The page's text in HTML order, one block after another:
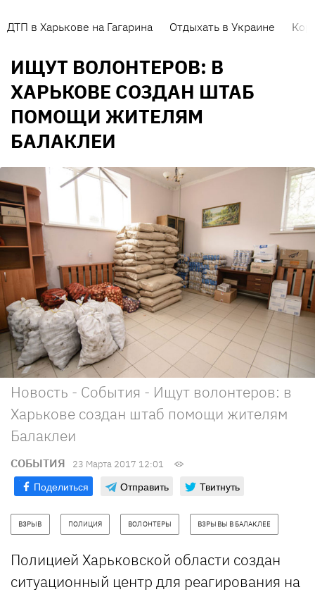
ДТП в Харькове на Гагарина Отдыхать в Украине
ИЩУТ ВОЛОНТЕРОВ: В
ХАРЬКОВЕ СОЗДАН ШТАБ
ПОМОЩИ ЖИТЕЛЯМ
БАЛАКЛЕИ
Новость - События - Ищут волонтеров: в
Харькове создан штаб помощи жителям
Балаклеи
СОБЫТИЯ 23 Марта 2017 12:01
Поделиться Отправить Твитнуть
ВЗРЫВ ПОЛИЦИЯ ВОЛОНТЕРЫ ВЗРЫВЫ В БАЛАКЛЕЕ
Полицией Харьковской области создан
ситуационный центр для реагирования на